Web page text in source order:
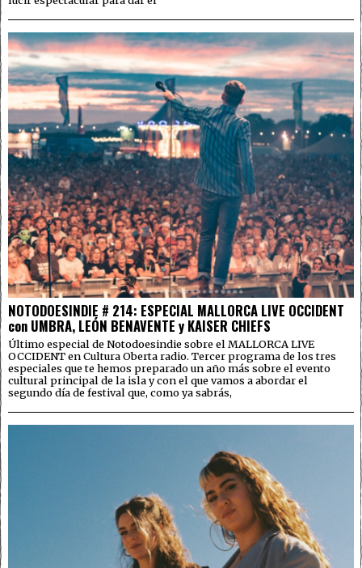
NOTODOESINDIE # 214: ESPECIAL MALLORCA LIVE OCCIDENT
con UMBRA, LEÓN BENAVENTE y KAISER CHIEFS
Último especial de Notodoesindie sobre el MALLORCA LIVE
OCCIDENT en Cultura Oberta radio. Tercer programa de los tres
especiales que te hemos preparado un año más sobre el evento
cultural principal de la isla y con el que vamos a abordar el
segundo día de festival que, como ya sabrás,